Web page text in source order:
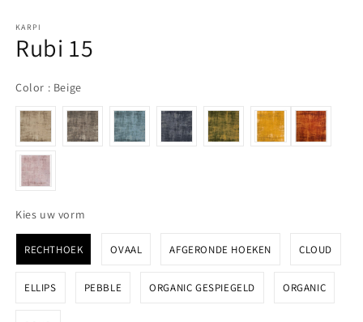
KARPI
Rubi 15
Color : BeigeColor
Kies uw vorm
RECHTHOEK OVAAL AFGERONDE HOEKEN CLOUD
ELLIPS PEBBLE ORGANIC GESPIEGELD ORGANIC